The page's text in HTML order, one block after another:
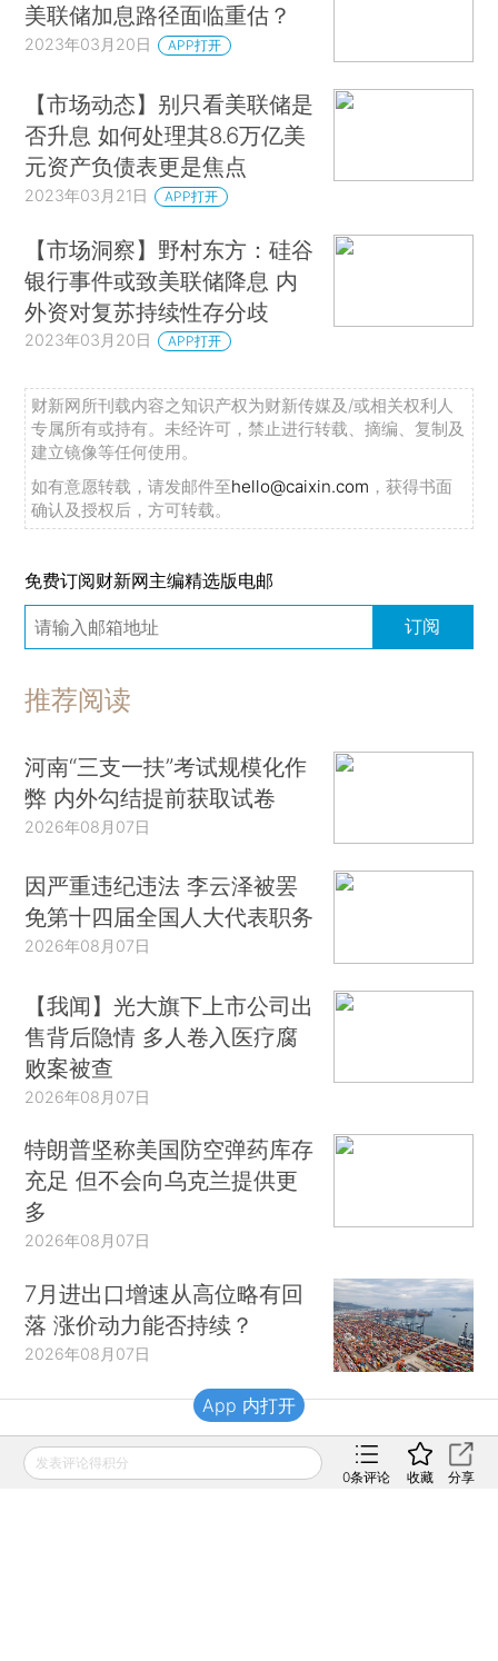
美联储加息路径面临重估？
2023年03月20日 APP打开
【市场动态】别只看美联储是
否升息 如何处理其8.6万亿美
元资产负债表更是焦点
2023年03月21日 APP打开
【市场洞察】野村东方：硅谷
银行事件或致美联储降息 内
外资对复苏持续性存分歧
2023年03月20日 APP打开
财新网所刊载内容之知识产权为财新传媒及/或相关权利人
专属所有或持有。未经许可，禁止进行转载、摘编、复制及
建立镜像等任何使用。
如有意愿转载，请发邮件至hello@caixin.com ，获得书面
确认及授权后，方可转载。
免费订阅财新网主编精选版电邮
订阅
推荐阅读
河南“三支一扶”考试规模化作
弊 内外勾结提前获取试卷
2026年08月07日
因严重违纪违法 李云泽被罢
免第十四届全国人大代表职务
2026年08月07日
【我闻】光大旗下上市公司出
售背后隐情 多人卷入医疗腐
败案被查
2026年08月07日
特朗普坚称美国防空弹药库存
充足 但不会向乌克兰提供更
多
2026年08月07日
7月进出口增速从高位略有回
落 涨价动力能否持续？
2026年08月07日
财新移动
发表评论得积分
0条评论 收藏 分享
App 内打开